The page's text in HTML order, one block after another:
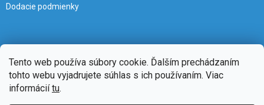
Tento web používa súbory cookie. Ďalším prechádzaním
tohto webu vyjadrujete súhlas s ich používaním. Viac
informáciítu.
Dodacie podmienky